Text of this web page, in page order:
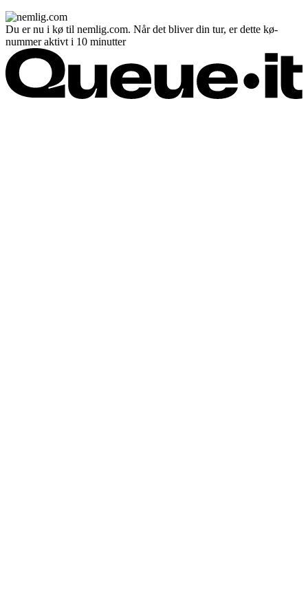
Du er nu i kø til nemlig.com. Når det bliver din tur, er dette kø-
nummer aktivt i 10 minutter